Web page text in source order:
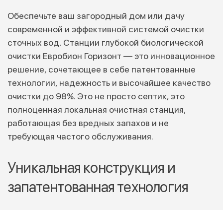
Обеспечьте ваш загородный дом или дачу
современной и эффективной системой очистки
сточных вод. Станции глубокой биологической
очистки Евробион Горизонт — это инновационное
решение, сочетающее в себе патентованные
технологии, надежность и высочайшее качество
очистки до 98%. Это не просто септик, это
полноценная локальная очистная станция,
работающая без вредных запахов и не
требующая частого обслуживания.
Уникальная конструкция и
запатентованная технология